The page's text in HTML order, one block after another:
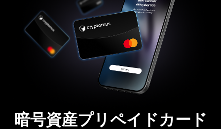
暗号資産プリペイドカード